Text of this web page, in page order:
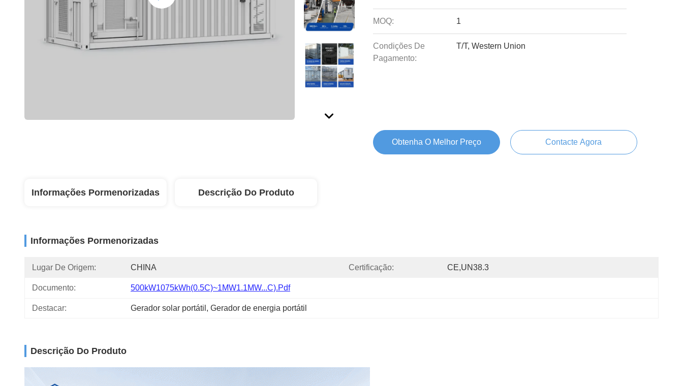
MOQ: 1
Condições De
Pagamento:
T/T, Western Union
Obtenha O Melhor Preço Contacte Agora
Informações Pormenorizadas Descrição Do Produto
Informações Pormenorizadas
Lugar De Origem: CHINA Certificação: CE,UN38.3
Documento: 500kW1075kWh(0.5C)~1MW1.1MW...C).pdf
Destacar: Gerador solar portátil , Gerador de energia portátil
Descrição Do Produto